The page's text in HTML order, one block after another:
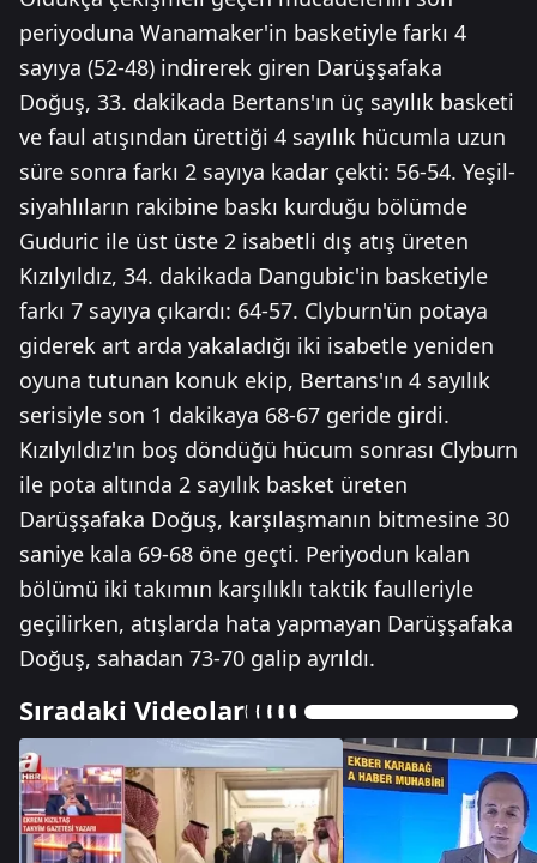
periyoduna Wanamaker'in basketiyle farkı 4
sayıya (52-48) indirerek giren Darüşşafaka
Doğuş, 33. dakikada Bertans'ın üç sayılık basketi
ve faul atışından ürettiği 4 sayılık hücumla uzun
süre sonra farkı 2 sayıya kadar çekti: 56-54. Yeşil-
siyahlıların rakibine baskı kurduğu bölümde
Guduric ile üst üste 2 isabetli dış atış üreten
Kızılyıldız, 34. dakikada Dangubic'in basketiyle
farkı 7 sayıya çıkardı: 64-57. Clyburn'ün potaya
giderek art arda yakaladığı iki isabetle yeniden
oyuna tutunan konuk ekip, Bertans'ın 4 sayılık
serisiyle son 1 dakikaya 68-67 geride girdi.
Kızılyıldız'ın boş döndüğü hücum sonrası Clyburn
ile pota altında 2 sayılık basket üreten
Darüşşafaka Doğuş, karşılaşmanın bitmesine 30
saniye kala 69-68 öne geçti. Periyodun kalan
bölümü iki takımın karşılıklı taktik faulleriyle
geçilirken, atışlarda hata yapmayan Darüşşafaka
Doğuş, sahadan 73-70 galip ayrıldı.
Sıradaki Videolar